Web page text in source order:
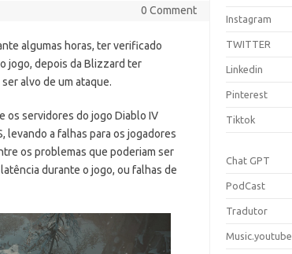
0 Comment
algumas horas, ter verificado
jogo, depois da Blizzard ter
alvo de um ataque.
os servidores do jogo Diablo IV
levando a falhas para os jogadores
os problemas que poderiam ser
durante o jogo, ou falhas de
Instagram
TWITTER
Linkedin
Pinterest
Tiktok
Chat GPT
PodCast
Tradutor
Music.youtube